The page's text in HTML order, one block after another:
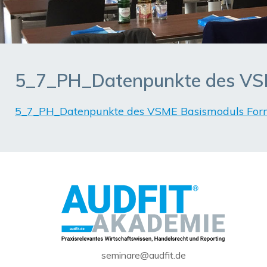
5_7_PH_Datenpunkte des
5_7_PH_Datenpunkte des VSME Basismoduls
seminare@audfit.de